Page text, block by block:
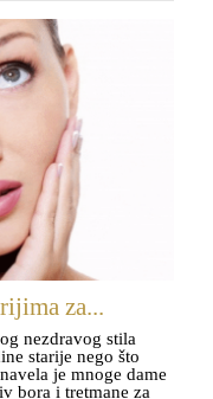
za...
nezdravog stila
starije nego što
je mnoge dame
bora i tretmane za